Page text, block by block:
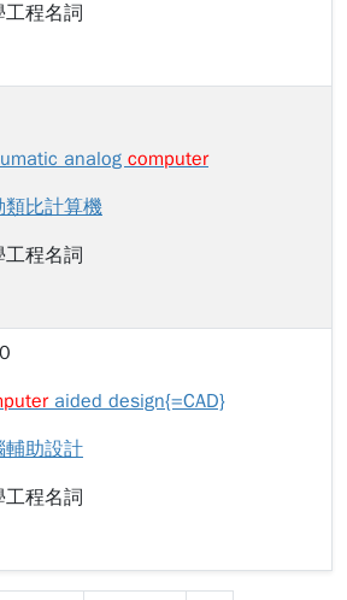
工程名詞
analog computer
類比計算機
工程名詞
aided design{=CAD}
輔助設計
工程名詞